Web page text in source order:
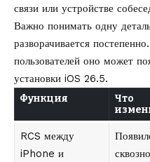
связи или устройстве
Важно понимать одну
разворачивается
пользователей оно может
установки iOS 26.5.
Функция
Что
RCS между
iPhone и